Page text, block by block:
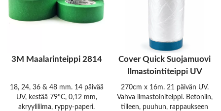
3M Maalarinteippi 2814
18, 24, 36 & 48 mm. 14 päivää
UV, kestää 79°C, 0,12 mm,
akryyliliima, ryppy-paperi.
Cover Quick Suojamuovi
Ilmastointiteippi UV
270cm x 16m. 21 päivän UV.
Vahva ilmastoiniteippi. Betoniin,
tiileen, puuhun, rappaukseen